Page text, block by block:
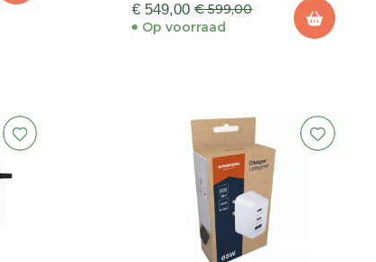
€ 549,00 € 599,00
Op voorraad